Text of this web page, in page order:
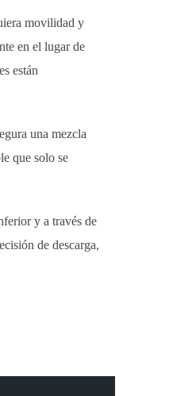
movilidad y
en el lugar de
están
una mezcla
que solo se
y a través de
de descarga,